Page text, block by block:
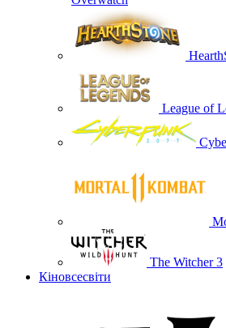
League of
The Witcher 3
Кіновсесвіти